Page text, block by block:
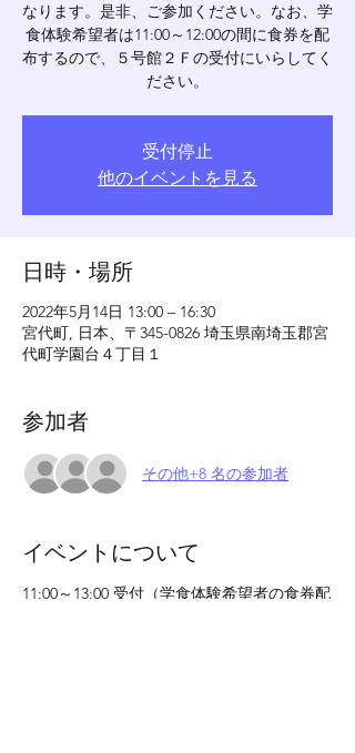
なります。是非、ご参加ください。なお、学
食体験希望者は11:00～12:00の間に食券を配
布するので、５号館２Ｆの受付にいらしてく
ださい。
受付停止
他のイベントを見る
日時・場所
2022年5月14日 13:00 – 16:30
宮代町, 日本、〒345-0826 埼玉県南埼玉郡宮
代町学園台４丁目１
参加者
その他+8 名の参加者
イベントについて
11:00～13:00 受付（学食体験希望者の食券配